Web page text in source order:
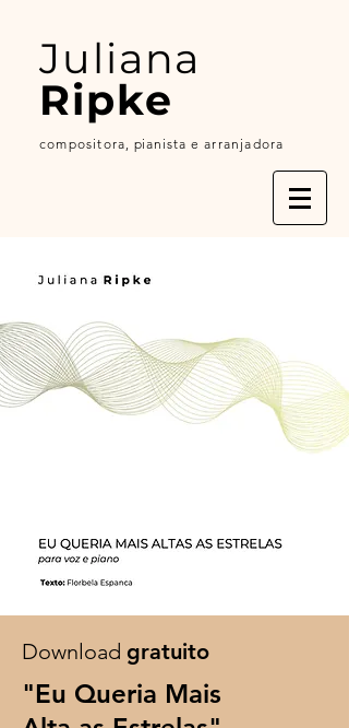
Juliana
Ripke
compositora, pianista e arranjadora
Download gratuito
"Eu Queria Mais